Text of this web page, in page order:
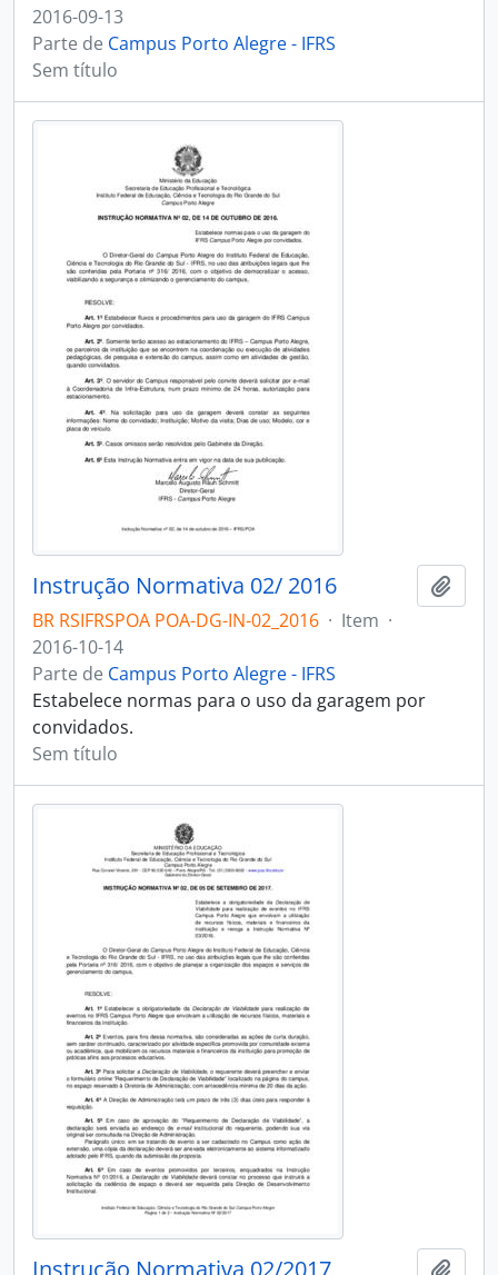
2016-09-13
Parte de Campus Porto Alegre - IFRS
Sem título
Instrução Normativa 02/ 2016
BR RSIFRSPOA POA-DG-IN-02_2016 · Item ·
2016-10-14
Parte de Campus Porto Alegre - IFRS
Estabelece normas para o uso da garagem por
convidados.
Sem título
Instrução Normativa 02/2017